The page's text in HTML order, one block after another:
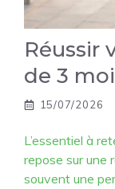
Réussir
de 3
15/07/2026
L’essentiel à
repose sur une
souvent une